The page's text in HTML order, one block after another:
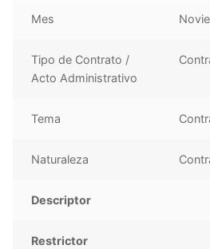
Mes
Tipo de Contrato /
Acto Administrativo
Tema
Naturaleza
Descriptor
Restrictor